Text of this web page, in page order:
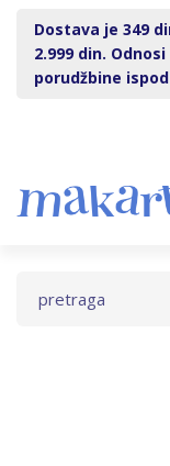
Dostava je 349
2.999 din.
porudžbine